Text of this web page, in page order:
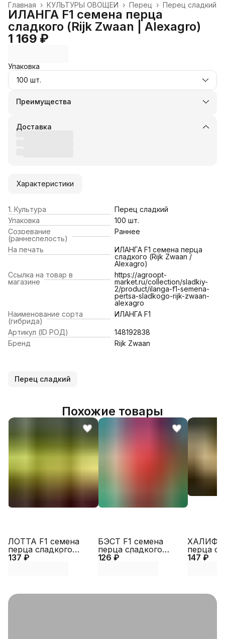
Перец сладкий
Перец ›
КУЛЬТУРЫ ОВОЩЕЙ ›
Главная ›
ИЛАНГА F1 семена перца
сладкого (Rijk Zwaan | Alexagro)
1 169 ₽
Упаковка
100 шт.
Преимущества
Оплата частями в Сплит
Удобный возврат
Доставка
Характеристики
1. Культура
Перец сладкий
Упаковка
100 шт.
Созревание
(раннеспелость)
Раннее
На печать
ИЛАНГА F1 семена перца
сладкого (Rijk Zwaan /
Alexagro)
Ссылка на товар в
магазине
https://agroopt-
market.ru/collection/sladkiy-
2/product/ilanga-f1-semena-
pertsa-sladkogo-rijk-zwaan-
alexagro
Наименование сорта
(гибрида)
ИЛАНГА F1
Артикул (ID РОД)
148192838
Бренд
Rijk Zwaan
Перец сладкий
Похожие товары
137 ₽
ЛОТТА F1 семена
перца сладкого
(Enza Zaden |
126 ₽
БЭСТ F1 семена
перца сладкого
(Sakata | Alexagro)
147 ₽
ХАЛИФ
перца
(Sakata |